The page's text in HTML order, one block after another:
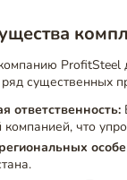
ProfitSteel
существенных
ответственность:
компанией, что